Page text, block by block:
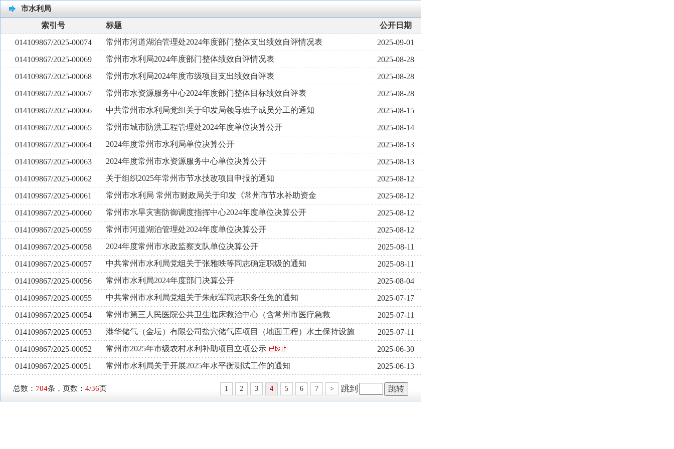
市水利局
索引号 标题
公开日期
014109867/2025-00074
常州市河道湖泊管理处2024年度部门整体支出绩效自评情况表
2025-09-01
014109867/2025-00069
常州市水利局2024年度部门整体绩效自评情况表
2025-08-28
014109867/2025-00068
常州市水利局2024年度市级项目支出绩效自评表
2025-08-28
014109867/2025-00067
常州市水资源服务中心2024年度部门整体目标绩效自评表
2025-08-28
014109867/2025-00066
中共常州市水利局党组关于印发局领导班子成员分工的通知
2025-08-15
014109867/2025-00065
常州市城市防洪工程管理处2024年度单位决算公开
2025-08-14
014109867/2025-00064
2024年度常州市水利局单位决算公开
2025-08-13
014109867/2025-00063
2024年度常州市水资源服务中心单位决算公开
2025-08-13
014109867/2025-00062
关于组织2025年常州市节水技改项目申报的通知
2025-08-12
014109867/2025-00061
常州市水利局 常州市财政局关于印发《常州市节水补助资金
2025-08-12
014109867/2025-00060
常州市水旱灾害防御调度指挥中心2024年度单位决算公开
2025-08-12
014109867/2025-00059
常州市河道湖泊管理处2024年度单位决算公开
2025-08-12
014109867/2025-00058
2024年度常州市水政监察支队单位决算公开
2025-08-11
014109867/2025-00057
中共常州市水利局党组关于张雅昳等同志确定职级的通知
2025-08-11
014109867/2025-00056
常州市水利局2024年度部门决算公开
2025-08-04
014109867/2025-00055
中共常州市水利局党组关于朱献军同志职务任免的通知
2025-07-17
014109867/2025-00054
常州市第三人民医院公共卫生临床救治中心（含常州市医疗急救
2025-07-11
014109867/2025-00053
港华储气（金坛）有限公司盐穴储气库项目（地面工程）水土保持设施
2025-07-11
014109867/2025-00052
常州市2025年市级农村水利补助项目立项公示
2025-06-30
014109867/2025-00051
常州市水利局关于开展2025年水平衡测试工作的通知 2025-06-13
总数： 704条，页数： 4/36页 1 2 3 4 5 6 7 > 跳到